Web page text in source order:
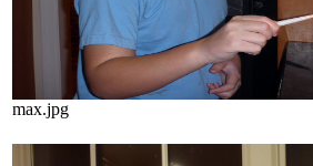
max.jpg